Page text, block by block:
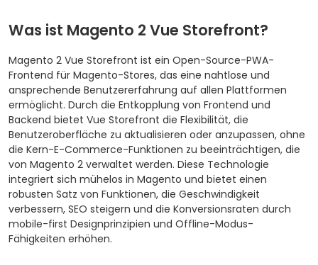
Was ist Magento 2 Vue Storefront?
Magento 2 Vue Storefront ist ein Open-Source-PWA-
Frontend für Magento-Stores, das eine nahtlose und
ansprechende Benutzererfahrung auf allen Plattformen
ermöglicht. Durch die Entkopplung von Frontend und
Backend bietet Vue Storefront die Flexibilität, die
Benutzeroberfläche zu aktualisieren oder anzupassen, ohne
die Kern-E-Commerce-Funktionen zu beeinträchtigen, die
von Magento 2 verwaltet werden. Diese Technologie
integriert sich mühelos in Magento und bietet einen
robusten Satz von Funktionen, die Geschwindigkeit
verbessern, SEO steigern und die Konversionsraten durch
mobile-first Designprinzipien und Offline-Modus-
Fähigkeiten erhöhen.